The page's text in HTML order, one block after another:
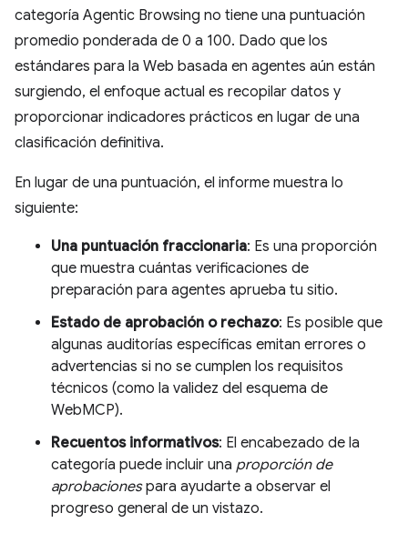
categoría Agentic Browsing no tiene una puntuación
promedio ponderada de 0 a 100. Dado que los
estándares para la Web basada en agentes aún están
surgiendo, el enfoque actual es recopilar datos y
proporcionar indicadores prácticos en lugar de una
clasificación definitiva.
En lugar de una puntuación, el informe muestra lo
siguiente:
Una puntuación fraccionaria: Es una proporción
que muestra cuántas verificaciones de
preparación para agentes aprueba tu sitio.
Estado de aprobación o rechazo: Es posible que
algunas auditorías específicas emitan errores o
advertencias si no se cumplen los requisitos
técnicos (como la validez del esquema de
WebMCP).
Recuentos informativos: El encabezado de la
categoría puede incluir una proporción de
aprobacionespara ayudarte a observar el
progreso general de un vistazo.